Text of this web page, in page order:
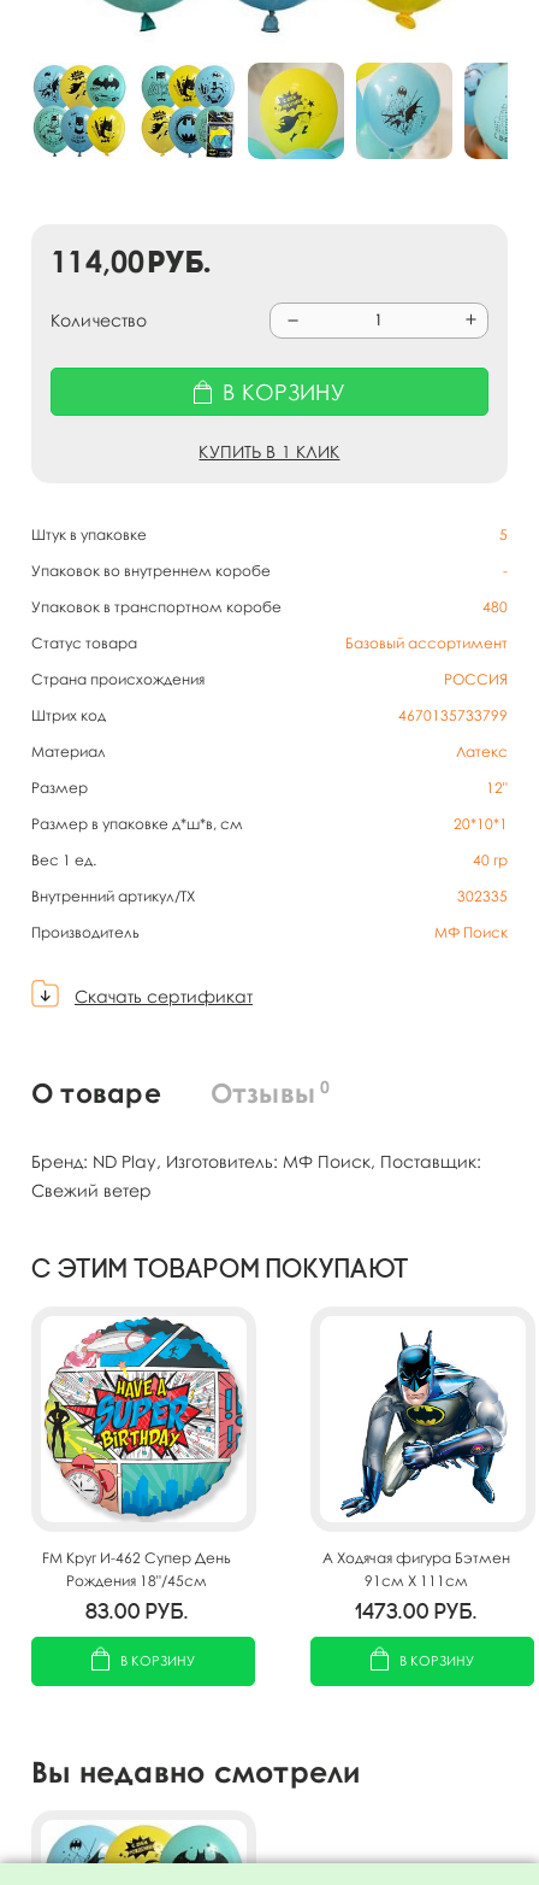
Штук в упаковке
5
Упаковок во внутреннем коробе
-
Упаковок в транспортном коробе
480
Статус товара
Базовый ассортимент
Страна происхождения
РОССИЯ
Штрих код
4670135733799
Материал
Латекс
Размер
12"
Размер в упаковке д*ш*в, см
20*10*1
Вес 1 ед.
40 гр
Внутренний артикул/TX
302335
Производитель
МФ Поиск
Скачать сертификат
114,00руб.
Количество
В КОРЗИНУ
КУПИТЬ В 1 КЛИК
О товаре Отзывы 0
Бренд: ND Play, Изготовитель: МФ Поиск, Поставщик:
Свежий ветер
С этим товаром покупают
FM Круг И-462 Супер День
Рождения 18"/45см
83.00 руб.
В КОРЗИНУ
A Ходячая фигура Бэтмен
91см Х 111см
1473.00 руб.
В КОРЗИНУ
Вы недавно смотрели